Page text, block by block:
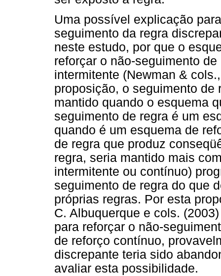
Uma possível explicação
seguimento da regra
neste estudo, por que o
reforçar o não-seguimento
intermitente (Newman &
proposição, o seguimento de
mantido quando o esquema
seguimento de regra é um
quando é um esquema de
de regra que produz
regra, seria mantido mais
intermitente ou contínuo)
seguimento de regra do que
próprias regras. Por esta
C. Albuquerque e cols.
para reforçar o não-
de reforço contínuo,
discrepante teria sido
avaliar esta possibilidade.